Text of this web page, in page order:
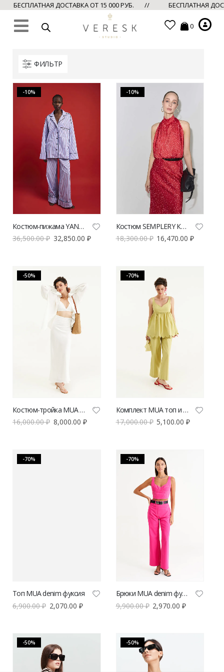
БЕСПЛАТНАЯ ДОСТАВКА ОТ 15 000 РУБ. // БЕСПЛАТНАЯ
0
ФИЛЬТР
-10%
Костюм-пижама YANA BESFAMILNAYA синего цвета | VERESK studio
36,500.00₽ 32,850.00 ₽
-10%
Костюм SEMPLERY Келли красного цвета | VERESK studio
18,300.00₽ 16,470.00₽
-50%
Костюм-тройка MUA белый
16,000.00₽ 8,000.00 ₽
-70%
Комплект MUA топ и брюки олива
17,000.00₽ 5,100.00₽
-70%
Топ MUA denim фуксия
6,900.00₽ 2,070.00 ₽
-70%
Брюки MUA denim фуксия
9,900.00₽ 2,970.00₽
-50% -50%